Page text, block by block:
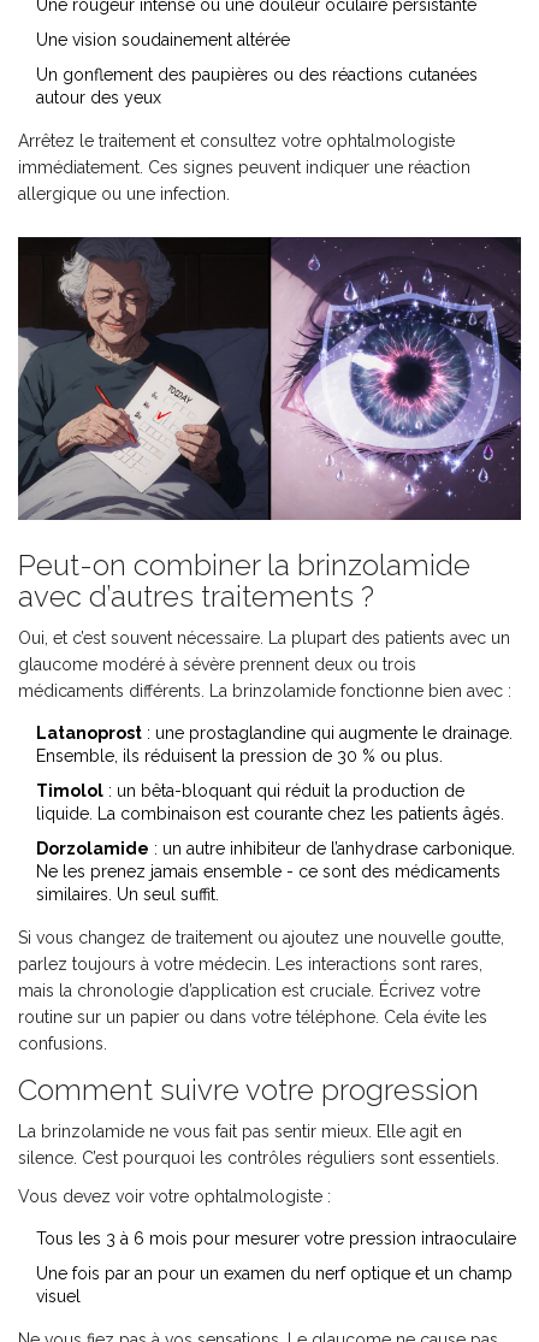
Une rougeur intense ou une douleur oculaire persistante
Une vision soudainement altérée
Un gonflement des paupières ou des réactions cutanées
autour des yeux
Arrêtez le traitement et consultez votre ophtalmologiste
immédiatement. Ces signes peuvent indiquer une réaction
allergique ou une infection.
Peut-on combiner la brinzolamide
avec d’autres traitements ?
Oui, et c’est souvent nécessaire. La plupart des patients avec un
glaucome modéré à sévère prennent deux ou trois
médicaments différents. La brinzolamide fonctionne bien avec :
Latanoprost : une prostaglandine qui augmente le drainage.
Ensemble, ils réduisent la pression de 30 % ou plus.
Timolol : un bêta-bloquant qui réduit la production de
liquide. La combinaison est courante chez les patients âgés.
Dorzolamide : un autre inhibiteur de l’anhydrase carbonique.
Ne les prenez jamais ensemble - ce sont des médicaments
similaires. Un seul suffit.
Si vous changez de traitement ou ajoutez une nouvelle goutte,
parlez toujours à votre médecin. Les interactions sont rares,
mais la chronologie d’application est cruciale. Écrivez votre
routine sur un papier ou dans votre téléphone. Cela évite les
confusions.
Comment suivre votre progression
La brinzolamide ne vous fait pas sentir mieux. Elle agit en
silence. C’est pourquoi les contrôles réguliers sont essentiels.
Vous devez voir votre ophtalmologiste :
Tous les 3 à 6 mois pour mesurer votre pression intraoculaire
Une fois par an pour un examen du nerf optique et un champ
visuel